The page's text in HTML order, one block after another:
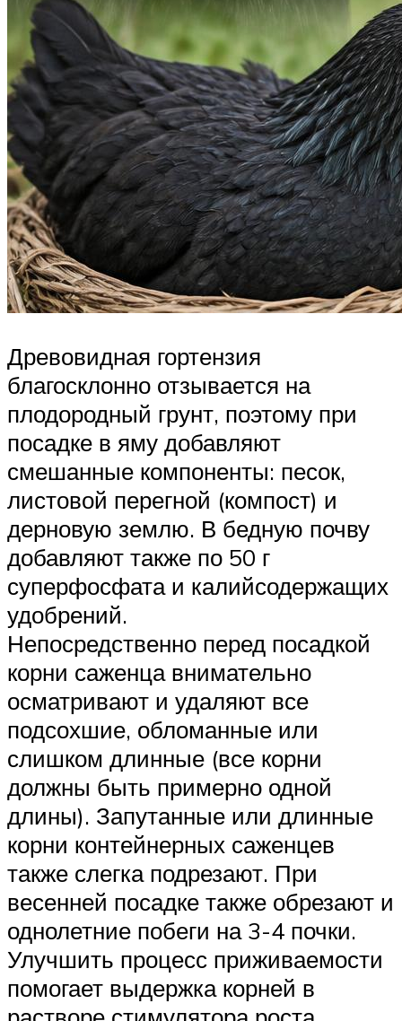
Древовидная гортензия
благосклонно отзывается на
плодородный грунт, поэтому при
посадке в яму добавляют
смешанные компоненты: песок,
листовой перегной (компост) и
дерновую землю. В бедную почву
добавляют также по 50 г
суперфосфата и калийсодержащих
удобрений.
Непосредственно перед посадкой
корни саженца внимательно
осматривают и удаляют все
подсохшие, обломанные или
слишком длинные (все корни
должны быть примерно одной
длины). Запутанные или длинные
корни контейнерных саженцев
также слегка подрезают. При
весенней посадке также обрезают и
однолетние побеги на 3-4 почки.
Улучшить процесс приживаемости
помогает выдержка корней в